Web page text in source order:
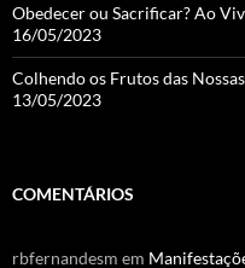
Obedecer ou Sacrificar? Ao
16/05/2023
Colhendo os Frutos das
13/05/2023
COMENTÁRIOS
rbfernandesm em